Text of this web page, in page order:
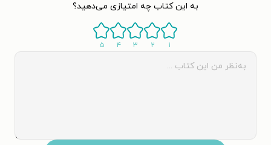
به این کتاب چه امتیازی می‌دهید؟
۱ ۲ ۳ ۴ ۵